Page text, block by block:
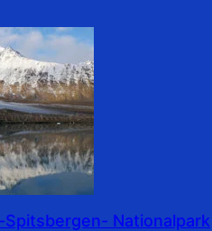
Nationalpark